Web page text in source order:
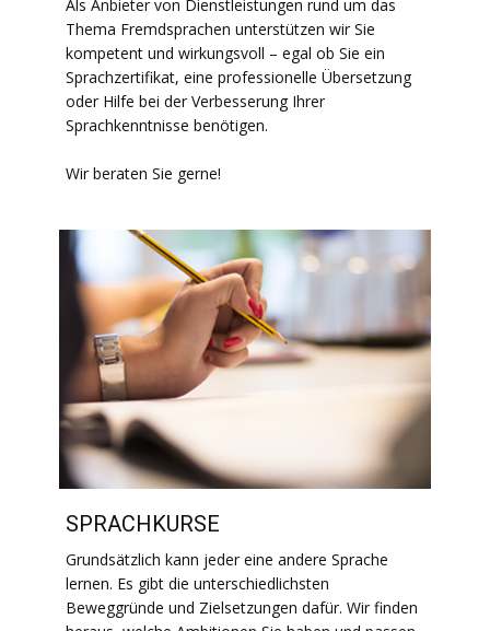
Als Anbieter von Dienstleistungen rund um das
Thema Fremdsprachen unterstützen wir Sie
kompetent und wirkungsvoll – egal ob Sie ein
Sprachzertifikat, eine professionelle Übersetzung
oder Hilfe bei der Verbesserung Ihrer
Sprachkenntnisse benötigen.
Wir beraten Sie gerne!
SPRACHKURSE
Grundsätzlich kann jeder eine andere Sprache
lernen. Es gibt die unterschiedlichsten
Beweggründe und Zielsetzungen dafür. Wir finden